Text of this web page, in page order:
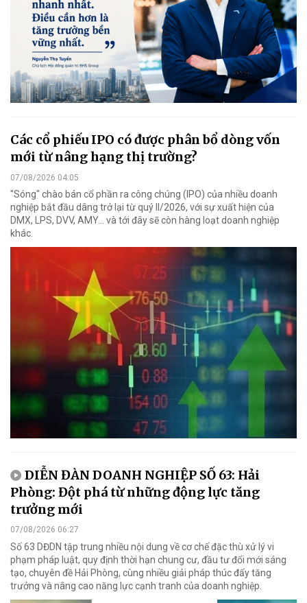
Các cổ phiếu IPO có được phân bổ dòng vốn
mới từ nâng hạng thị trường?
07/08/2026 04:05
"Sóng" chào bán cổ phần ra công chúng (IPO) của nhiều doanh
nghiệp bắt đầu dâng trở lại từ quý II/2026, với sự xuất hiện của
DMX, LPS, DVV, AMY... và tới đây sẽ còn hàng loạt doanh nghiệp
khác.
DIỄN ĐÀN DOANH NGHIỆP SỐ 63: Hải
Phòng: Đột phá từ những động lực tăng
trưởng mới
07/08/2026 06:27
Số 63 DĐDN tập trung nhiều nội dung về cơ chế đặc thù xử lý vi
phạm pháp luật, quy định thời hạn chung cư, đầu tư đổi mới sáng
tạo, chuyên đề Hải Phòng, cùng nhiều giải pháp thúc đẩy tăng
trưởng và nâng cao năng lực cạnh tranh của doanh nghiệp.